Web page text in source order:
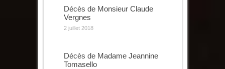
Décès de Monsieur Claude
Vergnes
2 juillet 2018
Décès de Madame Jeannine
Tomasello